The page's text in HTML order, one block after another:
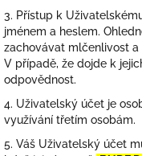
3. Přístup k
jménem a heslem.
zachovávat mlčenlivost
V případě, že dojde k
odpovědnost.
4. Uživatelský účet je
využívání třetím osobám.
5. Váš Uživatelský účet